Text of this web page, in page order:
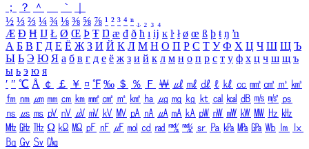
；
？ ＾ ｀
½ ⅓ ⅔ ¼ ¾ ⅛ ⅜ ⅝ ⅞ ¹ ² ³ ⁴ ⁿ ₁ ₂ ₃ ₄
Æ Ð Ħ Ĳ Ł Ø Œ Þ Ŧ Ŋ æ đ ð ħ ı ĳ ĸ ŀ ł ø œ ß þ ŧ ŋ ŉ
А Б В Г Д Е Ё Ж З И Й К Л М Н О П Р С Т У Ф Х Ц Ч Ш Щ Ъ
Ы Ь Э Ю Я а б в г д е ё ж з и й к л м н о п р с т у ф х ц ч ш щ ъ
ы ь э ю я
′ ″ ℃ Å ￠ ￡ ￥ ¤ ℉ ‰ ＄ ％ Ｆ ￦ ㎕ ㎖ ㎗ ℓ ㎘ ㏄ ㎣ ㎤ ㎥ ㎦
㎙ ㎚ ㎛ ㎜ ㎝ ㎞ ㎟ ㎠ ㎡ ㎢ ㏊ ㎍ ㎎ ㎏ ㏏ ㎈ ㎉ ㏈ ㎧ ㎨ ㎰
㎱ ㎲ ㎳ ㎴ ㎵ ㎶ ㎷ ㎸ ㎹ ㎀ ㎁ ㎂ ㎃ ㎄ ㎺ ㎻ ㎽ ㎾ ㎿ ㎐ ㎑
㎒ ㎓ ㎔ Ω ㏀ ㏁ ㎊ ㎋ ㎌ ㏖ ㏅ ㎭ ㎮ ㎯ ㏛ ㎩ ㎪ ㎫ ㎬ ㏝ ㏐
㏓
㏃ ㏉ ㏜ ㏆